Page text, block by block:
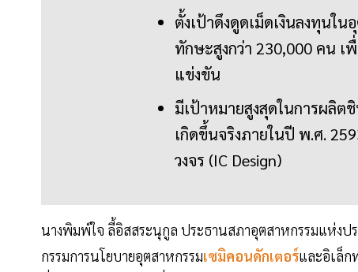
ตั้งเป้าดึงดูดเม็ดเงินลงทุนใ
ทักษะสูงกว่า 230,000 คน เ
แข่งขัน
มีเป้าหมายสูงสุดในการผลิต
เกิดขึ้นจริงภายในปี พ.ศ.
วงจร (IC Design)
นางพิมพ์ใจ ลี้อิสสระนุกูล ประธานสภาอุตสาหกรรมแห่งป
กรรมการนโยบายอุตสาหกรรมเซมิคอนดักเตอร์และอิเล็ก